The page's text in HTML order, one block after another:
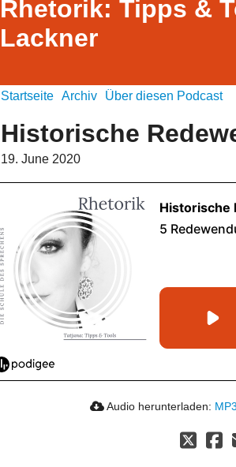
Rhetorik: Tipps &
Lackner
Startseite Archiv Über diesen Podcast
Historische
19. June 2020
Audio herunterladen: MP3